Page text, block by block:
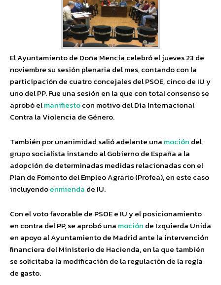
El Ayuntamiento de Doña Mencía celebró el jueves 23 de
noviembre su sesión plenaria del mes, contando con la
participación de cuatro concejales del PSOE, cinco de IU y
uno del PP. Fue una sesión en la que con total consenso se
aprobó elmanifiestocon motivo del Día Internacional
Contra la Violencia de Género.
También por unanimidad salió adelante una moción del
grupo socialista instando al Gobierno de España a la
adopción de determinadas medidas relacionadas con el
Plan de Fomento del Empleo Agrario (Profea), en este caso
incluyendoenmienda de IU.
Con el voto favorable de PSOE e IU y el posicionamiento
en contra del PP, se aprobó una moción de Izquierda Unida
en apoyo al Ayuntamiento de Madrid ante la intervención
financiera del Ministerio de Hacienda, en la que también
se solicitaba la modificación de la regulación de la regla
de gasto.